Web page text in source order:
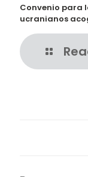
Convenio para
ucranianos